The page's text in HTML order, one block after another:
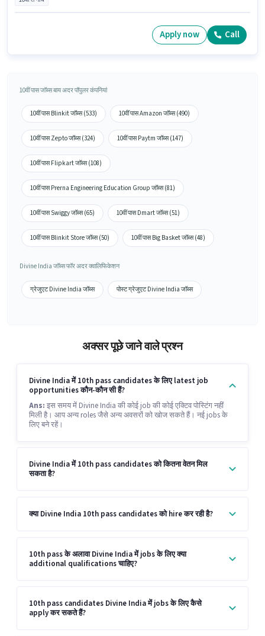
Apply now Call
10वीं पास जॉब्स बाय अदर पॉपुलर कंपनियां
10वीं पास Blinkit जॉब्स (533) 10वीं पास Amazon जॉब्स (490)
10वीं पास Zepto जॉब्स (324) 10वीं पास Paytm जॉब्स (147)
10वीं पास Flipkart जॉब्स (108)
10वीं पास Prerna Engineering Education Group जॉब्स (81)
10वीं पास Swiggy जॉब्स (65) 10वीं पास Dmart जॉब्स (51)
10वीं पास Blinkit Store जॉब्स (50) 10वीं पास Big Basket जॉब्स (48)
Divine India जॉब्स फॉर अदर क्वालिफिकेशन
ग्रेजुएट Divine India जॉब्स पोस्ट ग्रेजुएट Divine India जॉब्स
अक्सर पूछे जाने वाले प्रश्न
Divine India में 10th pass candidates के लिए latest job
opportunities कौन-कौन सी हैं?
Ans: इस समय में Divine India की कोई job की कोई एक्टिव पोस्टिंग नहीं
मिली है। आप अन्य roles जैसे अन्य अवसरों को खोज सकते हैं। नई jobs के
लिए बने रहें।
Divine India में 10th pass candidates को कितना वेतन मिल
सकता है?
क्या Divine India 10th pass candidates को hire कर रही है?
10th pass के अलावा Divine India में jobs के लिए क्या
additional qualifications चाहिए?
10th pass candidates Divine India में jobs के लिए कैसे
apply कर सकते हैं?